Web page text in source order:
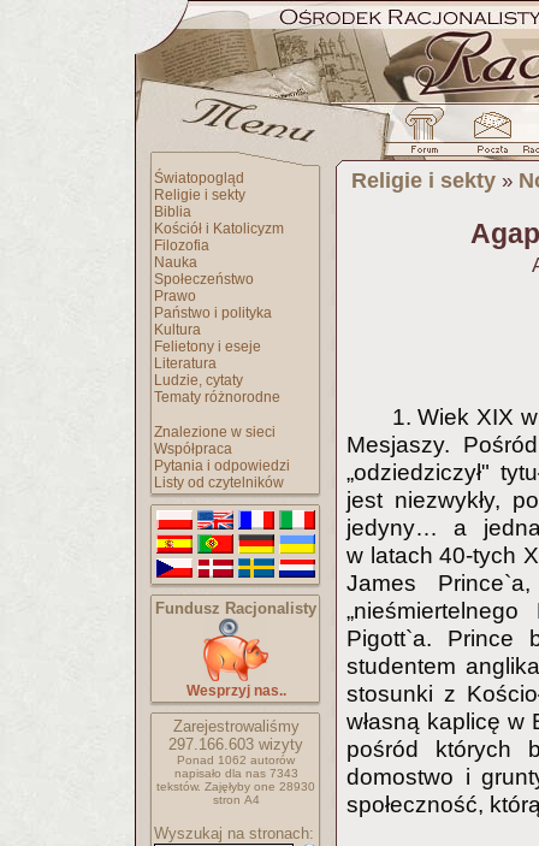
Światopogląd
Religie i sekty
Biblia
Kościół i Katolicyzm
Filozofia
Nauka
Społeczeństwo
Prawo
Państwo i polityka
Kultura
Felietony i eseje
Literatura
Ludzie, cytaty
Tematy różnorodne
Znalezione w sieci
Współpraca
Pytania i odpowiedzi
Listy od czytelników
Fundusz Racjonalisty
Wesprzyj nas..
Zarejestrowaliśmy
297.166.603 wizyty
Ponad 1062 autorów
napisało dla nas 7343
tekstów. Zajęłyby one 28930
stron A4
Wyszukaj na stronach:
Religie i sekty »
1. Wiek XIX
Mesjaszy.
„odziedziczył"
jest niezwykły,
jedyny… a
w latach 40-tych
James
Pigott`a. Prince
studentem
stosunki z
własną kaplicę w
pośród których
domostwo i
społeczność,